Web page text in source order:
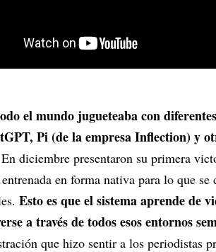
el mundo jugueteaba con
Pi (de la empresa Inflection) y
En diciembre presentaron su primera
en forma nativa para lo que
Esto es que el sistema aprende de
a través de todos esos entornos
que hizo sentir a los periodistas